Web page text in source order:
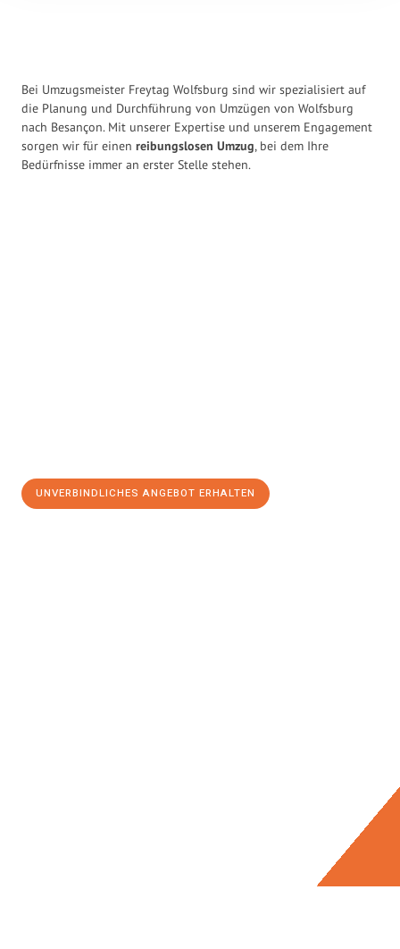
Bei Umzugsmeister Freytag Wolfsburg sind wir spezialisiert auf
die Planung und Durchführung von Umzügen von Wolfsburg
nach Besançon. Mit unserer Expertise und unserem Engagement
sorgen wir für einen reibungslosen Umzug, bei dem Ihre
Bedürfnisse immer an erster Stelle stehen.
UNVERBINDLICHES ANGEBOT ERHALTEN